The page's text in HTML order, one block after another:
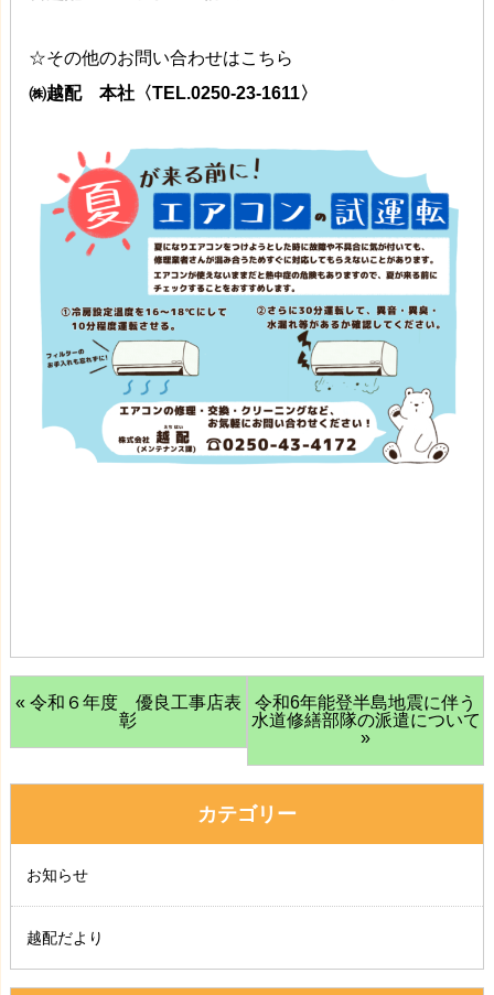
☆その他のお問い合わせはこちら
㈱越配 本社〈TEL.0250-23-1611〉
« 令和６年度 優良工事店表
彰
令和6年能登半島地震に伴う
水道修繕部隊の派遣について
»
カテゴリー
お知らせ
越配だより